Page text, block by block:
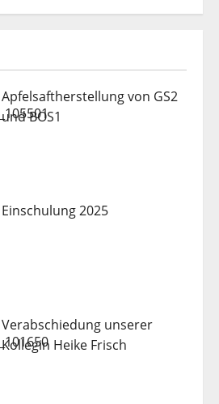
Apfelsaftherstellung von GS2
und BOS1
Einschulung 2025
Verabschiedung unserer
Kollegin Heike Frisch